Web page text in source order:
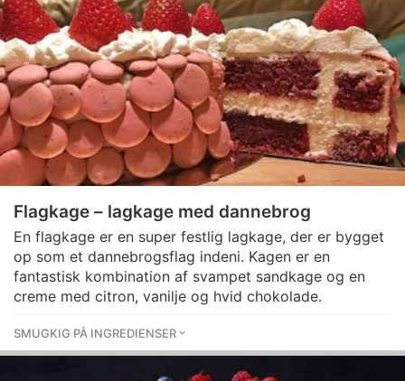
Flagkage – lagkage med dannebrog
En flagkage er en super festlig lagkage, der er bygget
op som et dannebrogsflag indeni. Kagen er en
fantastisk kombination af svampet sandkage og en
creme med citron, vanilje og hvid chokolade.
SMUGKIG PÅ INGREDIENSER